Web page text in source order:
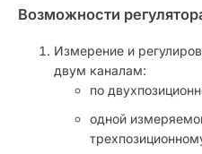
Возможности
Измерение и
двум каналам:
по
одной